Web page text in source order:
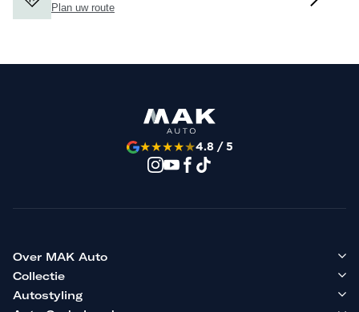
Plan uw route
★★★★★4.8 / 5
Over MAK Auto
Collectie
Autostyling